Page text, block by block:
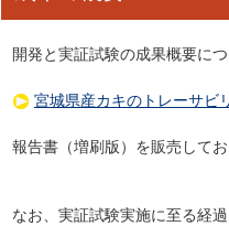
開発と実証試験の成果概要に
宮城県産カキのトレーサビ
報告書（増刷版）を販売して
なお、実証試験実施に至る経